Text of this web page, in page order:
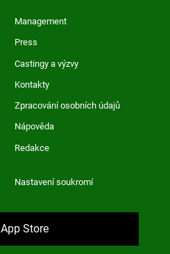
Management
Press
Castingy a výzvy
Kontakty
Zpracování osobních údajů
Nápověda
Redakce
Nastavení soukromí
App Store